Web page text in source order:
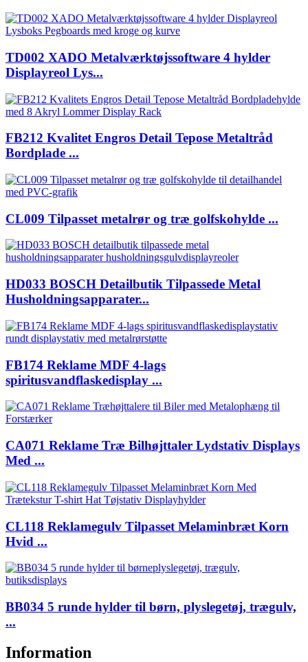
TD002 XADO Metalværktøjssoftware 4 hylder
Displayreol Lys...
FB212 Kvalitet Engros Detail Tepose Metaltråd
Bordplade ...
CL009 Tilpasset metalrør og træ golfskohylde ...
HD033 BOSCH Detailbutik Tilpassede Metal
Husholdningsapparater...
FB174 Reklame MDF 4-lags
spiritusvandflaskedisplay ...
CA071 Reklame Træ Bilhøjttaler Lydstativ Displays
Med ...
CL118 Reklamegulv Tilpasset Melaminbræt Korn
Hvid ...
BB034 5 runde hylder til børn, plyslegetøj, trægulv,
...
Information